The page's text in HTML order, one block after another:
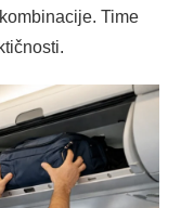
Time